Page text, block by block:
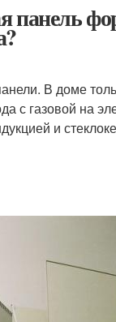
панель
В доме
с газовой на
и